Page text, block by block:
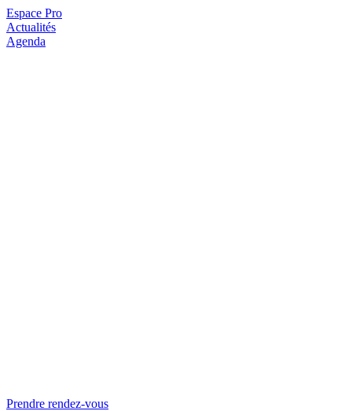
Espace Pro
Actualités
Agenda
Prendre rendez-vous